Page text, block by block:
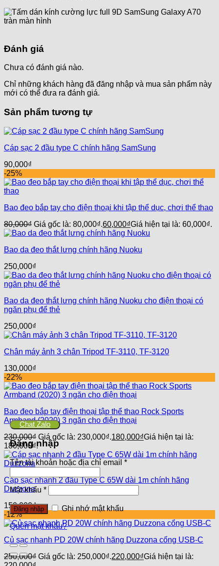
Đánh giá
Chưa có đánh giá nào.
Chỉ những khách hàng đã đăng nhập và mua sản phẩm này
mới có thể đưa ra đánh giá.
Sản phẩm tương tự
Cáp sạc 2 đầu type C chính hãng SamSung
90,000₫
-25%
Bao đeo bắp tay cho điện thoại khi tập thể dục, chơi thể thao
80,000₫ Giá gốc là: 80,000₫.60,000₫Giá hiện tại là: 60,000₫.
Bao da đeo thắt lưng chính hãng Nuoku
250,000₫
Bao da đeo thắt lưng chính hãng Nuoku cho điện thoại có
ngăn phụ để thẻ
250,000₫
Chân máy ảnh 3 chân Tripod TF-3110, TF-3120
130,000₫
-22%
Bao đeo bắp tay điện thoại tập thể thao Rock Sports
Armband (2020) 3 ngăn cho điện thoại
230,000₫ Giá gốc là: 230,000₫.180,000₫Giá hiện tại là:
180,000₫.
Cáp sạc nhanh 2 đầu Type C 65W dài 1m chính hãng
Duzzona
150,000₫
-12%
Củ sạc nhanh PD 20W chính hãng Duzzona cổng USB-C
250,000₫ Giá gốc là: 250,000₫.220,000₫Giá hiện tại là:
Chat Zalo
Đăng nhập
Tên tài khoản hoặc địa chỉ email *
Mật khẩu *
Đăng nhập Ghi nhớ mật khẩu
Quên mật khẩu?